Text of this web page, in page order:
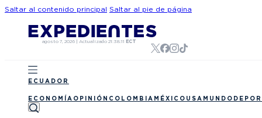
Saltar al contenido principal Saltar al pie de página
agosto 7, 2026 | Actualizado 21:38:11 ECT
ECUADOR
ECONOMÍA OPINIÓN COLOMBIA MÉXICO USA MUNDO